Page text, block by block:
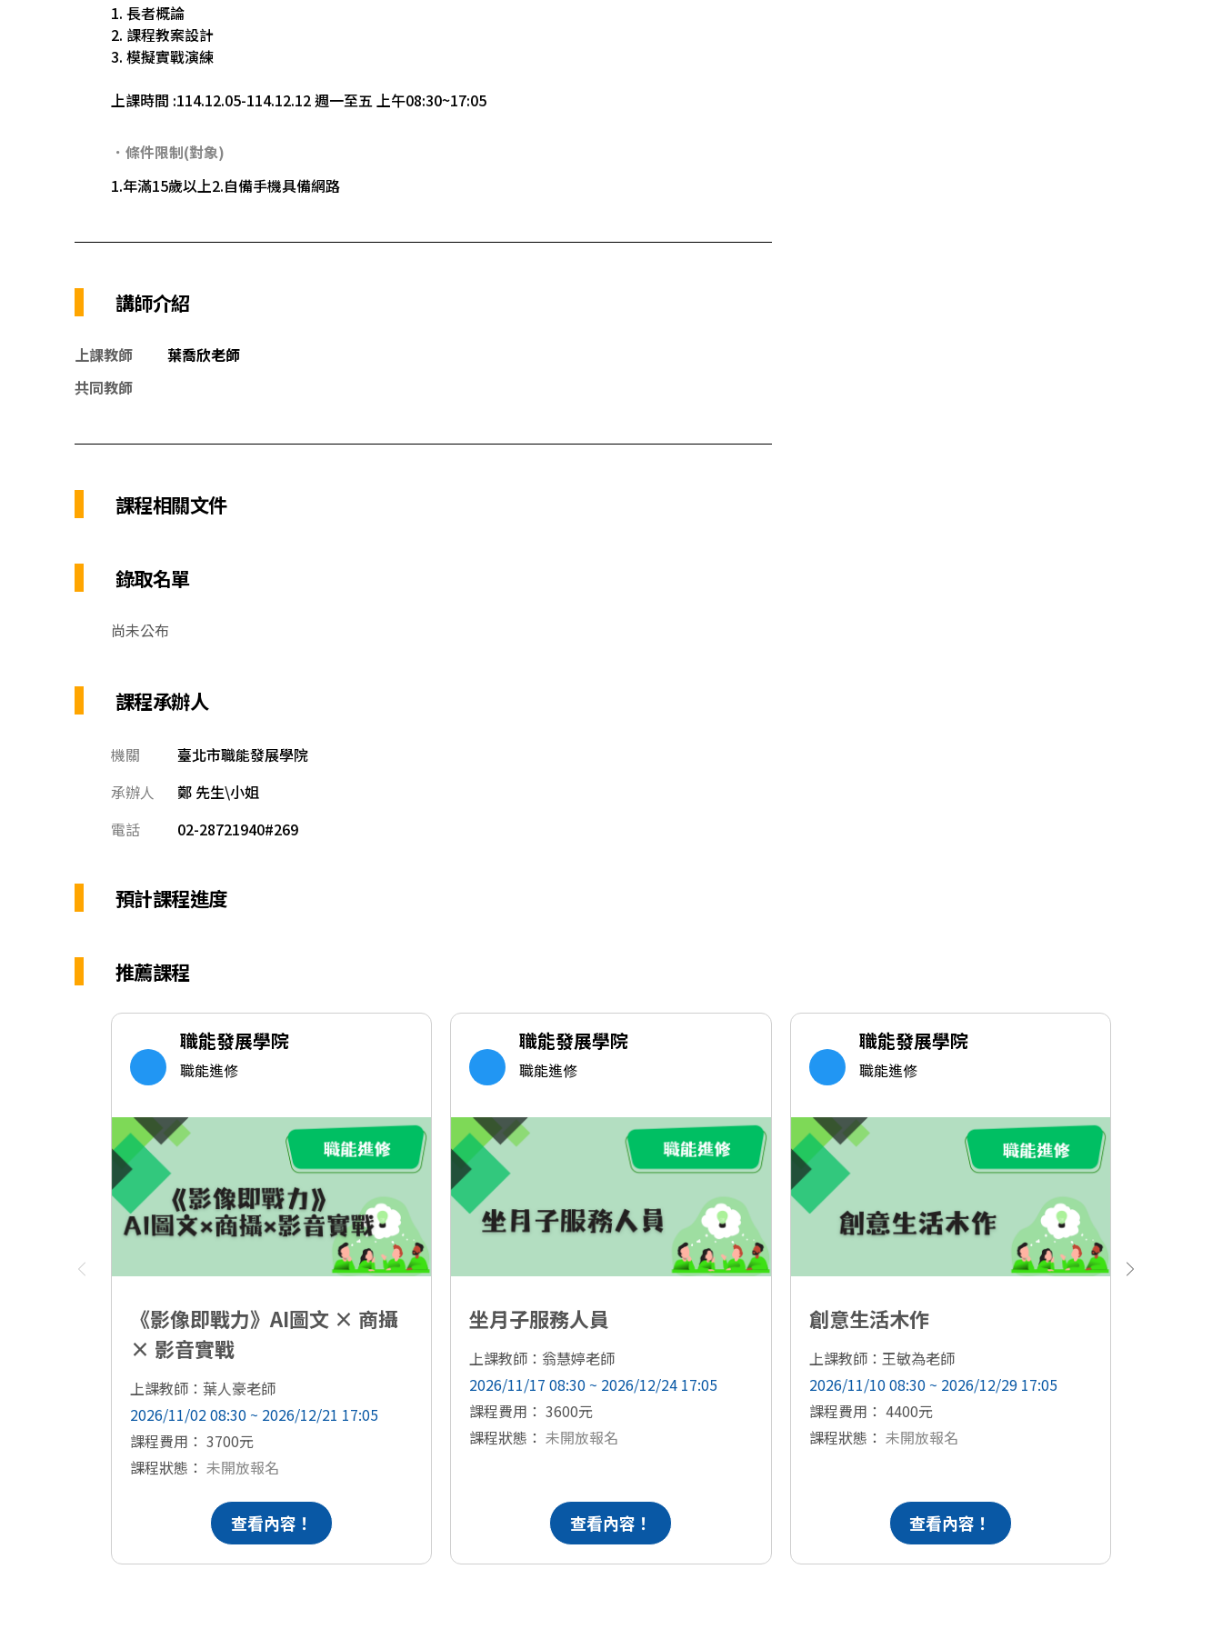
1. 長者概論
2. 課程教案設計
3. 模擬實戰演練
上課時間 :114.12.05-114.12.12 週一至五 上午08:30~17:05
．條件限制(對象)
1.年滿15歲以上2.自備手機具備網路
講師介紹
上課教師
葉喬欣老師
共同教師
課程相關文件
錄取名單
尚未公布
課程承辦人
機關
臺北市職能發展學院
承辦人
鄭 先生\小姐
電話
02-28721940#269
預計課程進度
推薦課程
職能發展學院
職能進修
《影像即戰力》AI圖文 × 商攝
× 影音實戰
上課教師：葉人豪老師
2026/11/02 08:30 ~ 2026/12/21 17:05
課程費用： 3700元
課程狀態： 未開放報名
查看內容！
職能發展學院
職能進修
坐月子服務人員
上課教師：翁慧婷老師
2026/11/17 08:30 ~ 2026/12/24 17:05
課程費用： 3600元
課程狀態：未開放報名
查看內容！
職能發展學院
職能進修
創意生活木作
上課教師：王敏為老師
2026/11/10 08:30 ~ 2026/12/29 17:05
課程費用： 4400元
課程狀態： 未開放報名
查看內容！